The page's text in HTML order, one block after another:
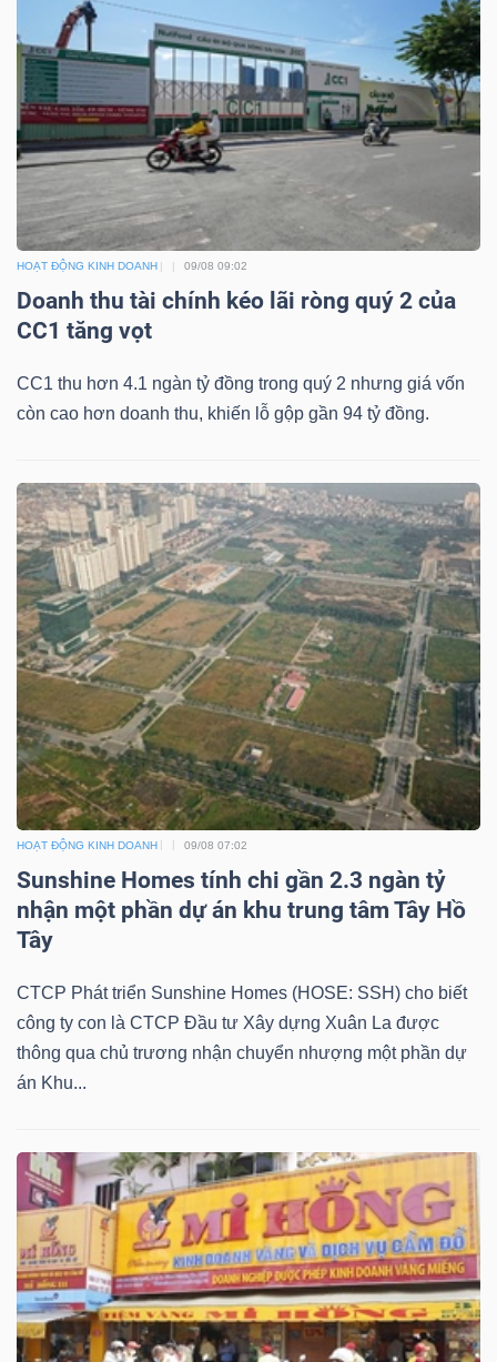
HOẠT ĐỘNG KINH DOANH 09/08 09:02
Doanh thu tài chính kéo lãi ròng quý 2 của
CC1 tăng vọt
CC1 thu hơn 4.1 ngàn tỷ đồng trong quý 2 nhưng giá vốn
còn cao hơn doanh thu, khiến lỗ gộp gần 94 tỷ đồng.
HOẠT ĐỘNG KINH DOANH 09/08 07:02
Sunshine Homes tính chi gần 2.3 ngàn tỷ
nhận một phần dự án khu trung tâm Tây Hồ
Tây
CTCP Phát triển Sunshine Homes (HOSE: SSH) cho biết
công ty con là CTCP Đầu tư Xây dựng Xuân La được
thông qua chủ trương nhận chuyển nhượng một phần dự
án Khu...
CÔNG
CỤ
ĐẦU
TƯ
TRUY
XUẤT
LIỆU
(-)
VS-
SECTOR
NĂNG
LƯỢNG
NGUYÊN
VẬT
LIỆU
CÔNG
TIÊU
DÙNG
KHÔNG
THIẾT